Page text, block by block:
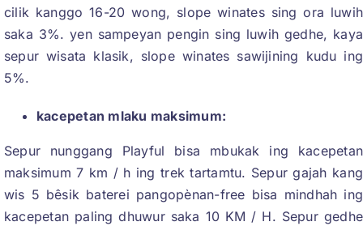
cilik kanggo 16-20 wong, slope winates sing ora luwih
saka 3%. yen sampeyan pengin sing luwih gedhe, kaya
sepur wisata klasik, slope winates sawijining kudu ing
5%.
kacepetan mlaku maksimum:
Sepur nunggang Playful bisa mbukak ing kacepetan
maksimum 7 km / h ing trek tartamtu. Sepur gajah kang
wis 5 bêsik baterei pangopènan-free bisa mindhah ing
kacepetan paling dhuwur saka 10 KM / H. Sepur gedhe